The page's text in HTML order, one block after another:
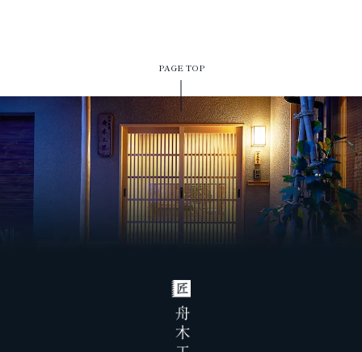
PAGE TOP